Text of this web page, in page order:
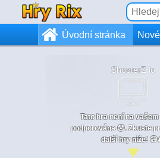
Úvodní stránka Nové
ShooterZ io
Tato hra není na
podporována 😞. Zkuste
další hry níže!